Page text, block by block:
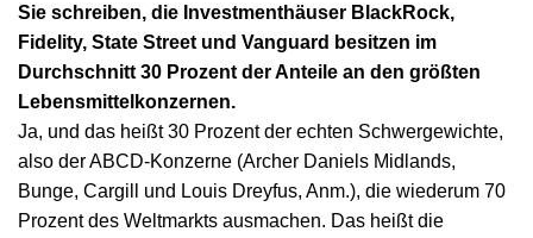
Sie schreiben, die Investmenthäuser BlackRock,
Fidelity, State Street und Vanguard besitzen im
Durchschnitt 30 Prozent der Anteile an den größten
Lebensmittelkonzernen.
Ja, und das heißt 30 Prozent der echten Schwergewichte,
also der ABCD-Konzerne (Archer Daniels Midlands,
Bunge, Cargill und Louis Dreyfus, Anm.), die wiederum 70
Prozent des Weltmarkts ausmachen. Das heißt die